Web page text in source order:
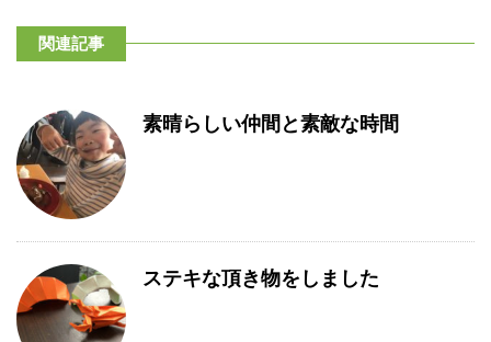
関連記事
素晴らしい仲間と素敵な時間
ステキな頂き物をしました